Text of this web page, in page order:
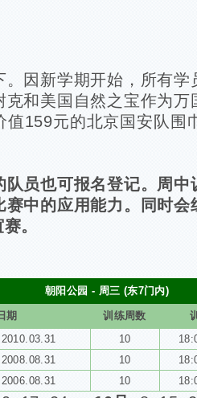
。因新学期开始，所有
克和美国自然之宝作为
值159元的北京国安队围
队员也可报名登记。周
赛中的应用能力。同时
。
朝阳公园 - 周三 (东7门内)
期 训练周数
10
10
10